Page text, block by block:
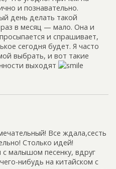
и познавательно.
день делать такой
в месяц — мало. Она и
и спрашивает,
сегодня будет. Я часто
выбрать, и вот такие
выходят
Все ждала,сесть
Столько идей!
малышом песенку, вдруг
нибудь на китайском с